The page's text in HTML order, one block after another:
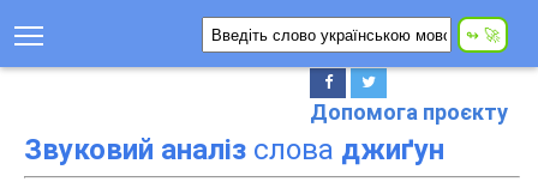
Допомога проєкту
Звуковий аналіз слова джиґун